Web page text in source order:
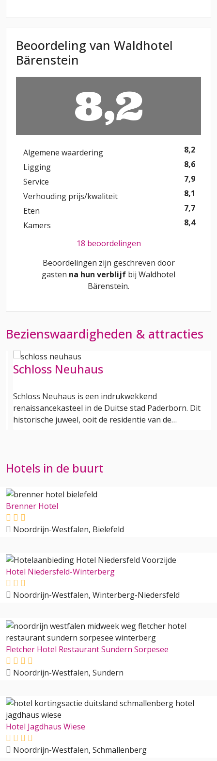
Beoordeling van Waldhotel
Bärenstein
8,2
Algemene waardering
8,2
Ligging
8,6
Service
7,9
Verhouding prijs/kwaliteit
8,1
Eten
7,7
Kamers
8,4
18 beoordelingen
Beoordelingen zijn geschreven door
gasten na hun verblijf bij Waldhotel
Bärenstein.
Bezienswaardigheden & attracties
Schloss Neuhaus
Schloss Neuhaus is een indrukwekkend
renaissancekasteel in de Duitse stad Paderborn. Dit
historische juweel, ooit de residentie van de…
Hotels in de buurt
Brenner Hotel
Noordrijn-Westfalen, Bielefeld
Hotel Niedersfeld-Winterberg
Noordrijn-Westfalen, Winterberg-Niedersfeld
Fletcher Hotel Restaurant Sundern Sorpesee
Noordrijn-Westfalen, Sundern
Hotel Jagdhaus Wiese
Noordrijn-Westfalen, Schmallenberg